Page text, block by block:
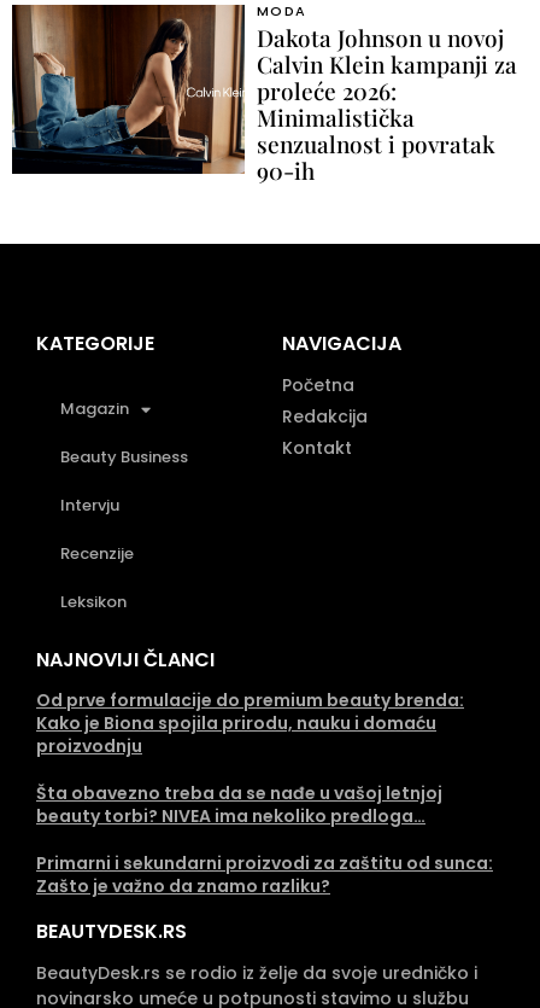
MODA
Dakota Johnson u novoj
Calvin Klein kampanji za
proleće 2026:
Minimalistička
senzualnost i povratak
90-ih
KATEGORIJE
Magazin
Beauty Business
Intervju
Recenzije
Leksikon
NAVIGACIJA
Početna
Redakcija
Kontakt
NAJNOVIJI ČLANCI
Od prve formulacije do premium beauty brenda:
Kako je Biona spojila prirodu, nauku i domaću
proizvodnju
Šta obavezno treba da se nađe u vašoj letnjoj
beauty torbi? NIVEA ima nekoliko predloga…
Primarni i sekundarni proizvodi za zaštitu od sunca:
Zašto je važno da znamo razliku?
BEAUTYDESK.RS
BeautyDesk.rs se rodio iz želje da svoje uredničko i
novinarsko umeće u potpunosti stavimo u službu